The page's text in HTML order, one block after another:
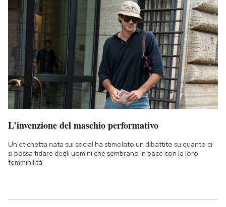
L’invenzione del maschio performativo
Un'etichetta nata sui social ha stimolato un dibattito su quanto ci
si possa fidare degli uomini che sembrano in pace con la loro
femminilità